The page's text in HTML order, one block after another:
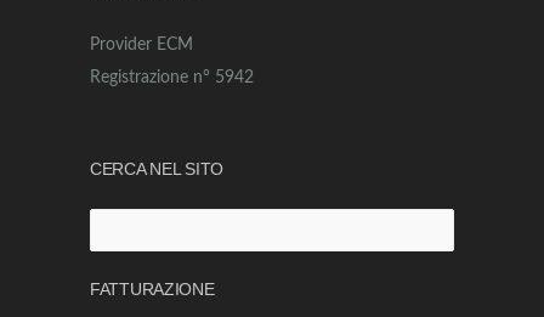
Provider ECM
Registrazione n° 5942
CERCA NEL SITO
per:
FATTURAZIONE